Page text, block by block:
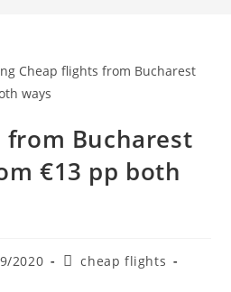
from Bucharest
€13 pp both
2020
Postcheap flights